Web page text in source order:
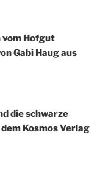
vom Hofgut
Gabi Haug aus
die schwarze
Kosmos Verlag